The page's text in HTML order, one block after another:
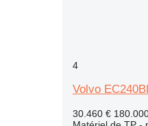
4
Volvo
30.460 €